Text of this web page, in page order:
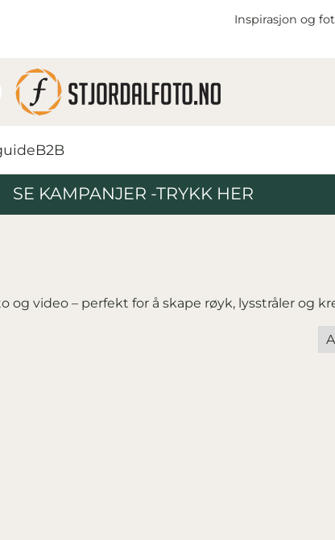
Inspirasjon og
B2B
SE KAMPANJER -TRYKK HER
og video – perfekt for å skape røyk, lysstråler og